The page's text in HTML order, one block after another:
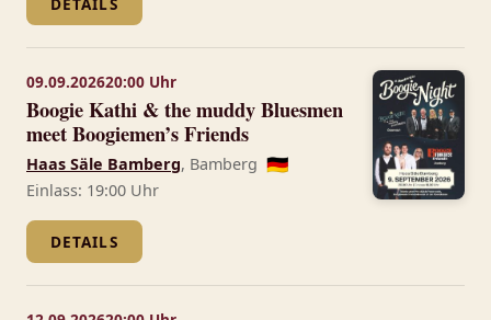
09.09.202620:00 Uhr
Boogie Kathi & the muddy Bluesmen
meet Boogiemen’s Friends
Haas Säle Bamberg, Bamberg 🇩🇪
Einlass: 19:00 Uhr
DETAILS